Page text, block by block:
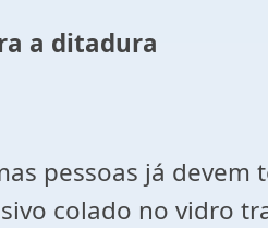
a ditadura
pessoas já
colado no vidro